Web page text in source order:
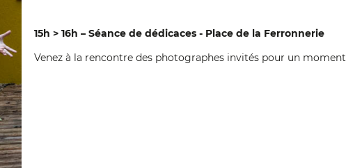
15h > 16h – Séance de dédicaces - Place de la Ferronnerie
Venez à la rencontre des photographes invités pour un